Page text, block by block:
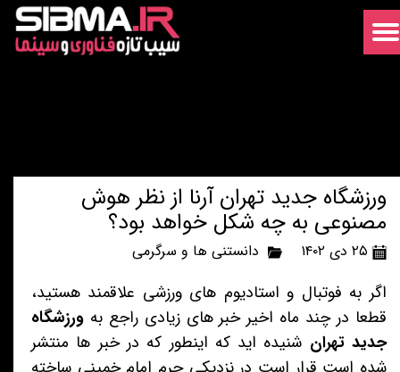
ورزشگاه جدید تهران آرنا از نظر هوش
مصنوعی به چه شکل خواهد بود؟
۲۵ دی ۱۴۰۲ دانستنی ها و سرگرمی
اگر به فوتبال و استادیوم های ورزشی علاقمند هستید،
قطعا در چند ماه اخیر خبر های زیادی راجع به ورزشگاه
جدید تهران شنیده اید که اینطور که در خبر ها منتشر